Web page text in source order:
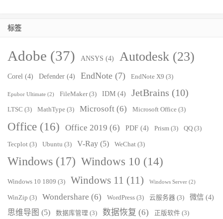
标签
Adobe (37) ANSYS (4) Autodesk (23)
Corel (4) Defender (4) EndNote (7) EndNote X9 (3)
Epubor Ultimate (2) FileMaker(3) IDM (4) JetBrains (10)
LTSC (3) MathType (3) Microsoft (6) Microsoft Office (3)
Office (16) Office 2019 (6) PDF (4) Prism (3) QQ (3)
Tecplot (3) Ubuntu (3) V-Ray (5) WeChat (3)
Windows (17) Windows 10 (14)
Windows 10 1809 (3) Windows 11 (11) Windows Server (2)
WinZip (3) Wondershare (6) WordPress (3) 云服务器 (3) 微信 (4)
思维导图 (5) 数据库管理 (3) 数据恢复 (6) 正版软件 (3)